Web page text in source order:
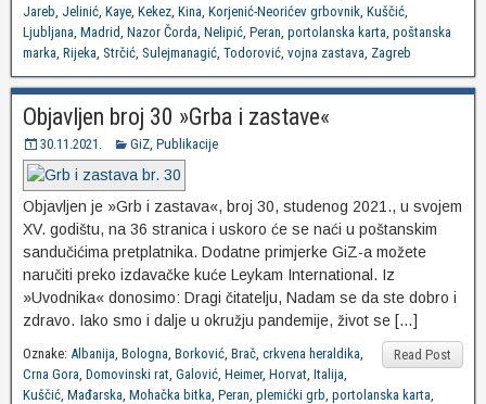
Jareb, Jelinić, Kaye, Kekez, Kina, Korjenić-Neorićev grbovnik, Kuščić,
Ljubljana, Madrid, Nazor Čorda, Nelipić, Peran, portolanska karta, poštanska
marka, Rijeka, Strčić, Sulejmanagić, Todorović, vojna zastava, Zagreb
Objavljen broj 30 »Grba i zastave«
30.11.2021. GiZ, Publikacije
Objavljen je »Grb i zastava«, broj 30, studenog 2021., u svojem
XV. godištu, na 36 stranica i uskoro će se naći u poštanskim
sandučićima pretplatnika. Dodatne primjerke GiZ-a možete
naručiti preko izdavačke kuće Leykam International. Iz
»Uvodnika« donosimo: Dragi čitatelju, Nadam se da ste dobro i
zdravo. Iako smo i dalje u okružju pandemije, život se […]
Read Post
Oznake: Albanija, Bologna, Borković, Brač, crkvena heraldika,
Crna Gora, Domovinski rat, Galović, Heimer, Horvat, Italija,
Kuščić, Mađarska, Mohačka bitka, Peran, plemićki grb, portolanska karta,